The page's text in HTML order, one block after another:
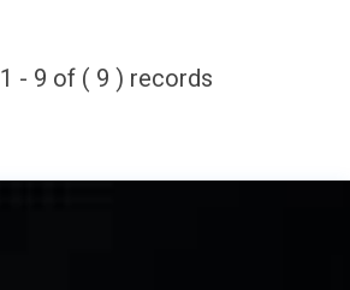
1 - 9 of ( 9 ) records